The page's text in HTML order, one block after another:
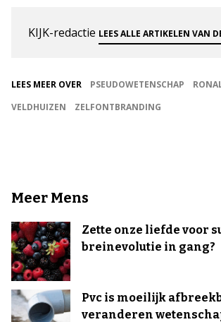
KIJK-redactie LEES ALLE ARTIKELEN VAN
LEES MEER OVER PSEUDOWETENSCHAP
VELDHUIZEN
ZELFONTBRANDING
Meer Mens
Zette onze liefde voor
breinevolutie in gang?
Pvc is moeilijk
veranderen